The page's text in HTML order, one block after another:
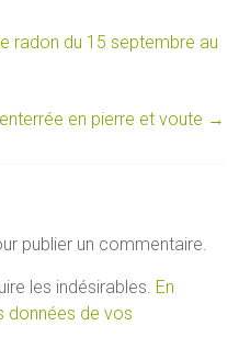
radon du 15 septembre au
en pierre et voute →
publier un commentaire.
les indésirables. En
données de vos